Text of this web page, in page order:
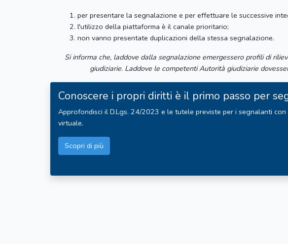
per presentare la segnalazione e per effettuare le successive
l'utilizzo della piattaforma è il canale prioritario;
non vanno presentate duplicazioni della stessa segnalazione.
Si informa che, laddove dalla segnalazione emergessero profili di
giudiziarie. Laddove le competenti Autorità giudiziarie
Conoscere i propri diritti è il primo passo per
Approfondisci il D.Lgs. 24/2023 e le tutele previste per i segnalanti
virtuale.
Scopri di più